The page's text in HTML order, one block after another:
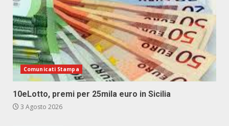
Comunicati Stampa
10eLotto, premi per 25mila euro in Sicilia
3 Agosto 2026